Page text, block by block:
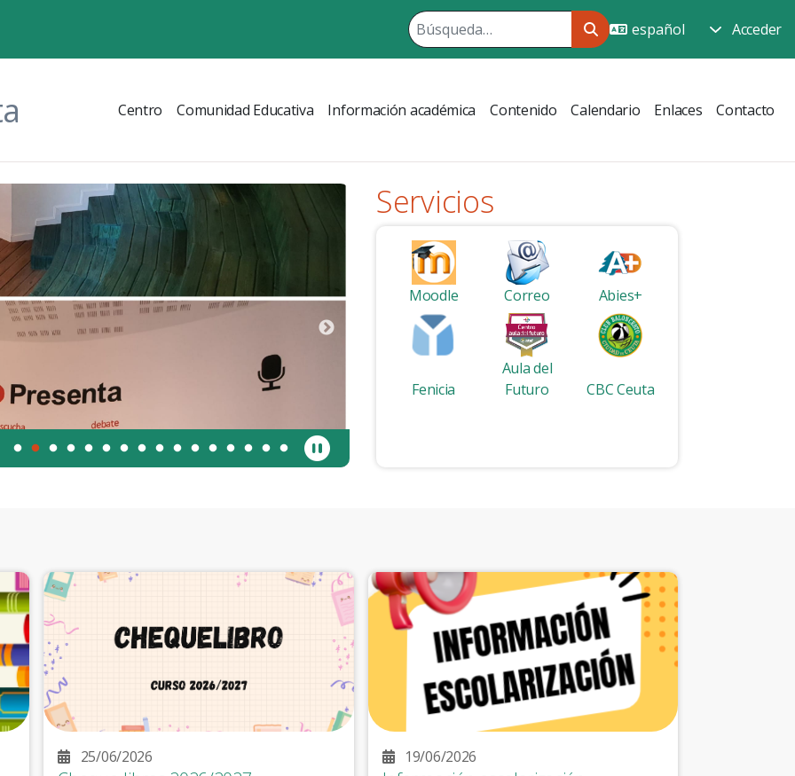
Acceder
Centro Comunidad Educativa Información académica Contenido Calendario Enlaces Contacto
Servicios
Moodle Correo Abies+
Fenicia
Aula del
Futuro
CBC Ceuta
25/06/2026 19/06/2026